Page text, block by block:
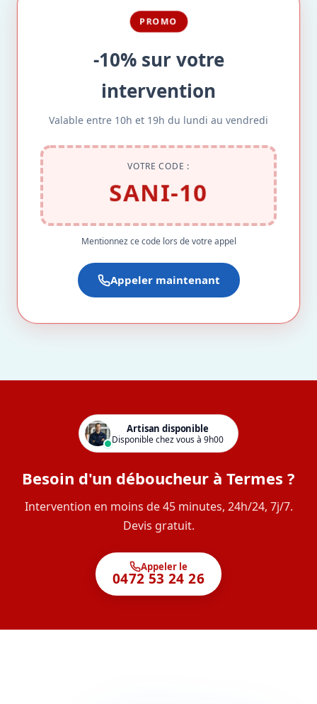
PROMO
-10% sur votre
intervention
Valable entre 10h et 19h du lundi au vendredi
VOTRE CODE :
SANI-10
Mentionnez ce code lors de votre appel
Appeler maintenant
Artisan disponible
Disponible chez vous à 9h00
Besoin d'un déboucheur à Termes ?
Intervention en moins de 45 minutes, 24h/24, 7j/7.
Devis gratuit.
Appeler le
0472 53 24 26